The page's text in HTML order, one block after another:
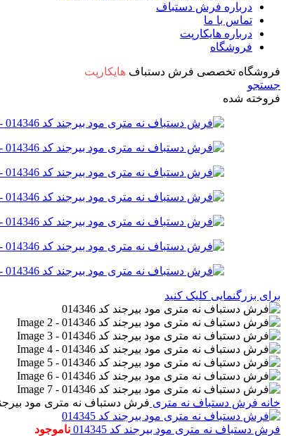
درباره فرش دستباف
تماس با ما
درباره هایکارپت
فروشگاه
فروشگاه تخصصی فرش دستباف هایکارپت
جستجو
فروخته شده
برای بزرگنمایی کلیک کنید
خانه فرش دستباف نه متری فرش دستباف نه متری مود بیرجند کد
فرش دستباف نه متری مود بیرجند کد 014345
ناموجود